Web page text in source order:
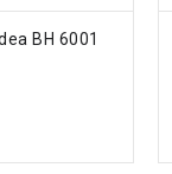
BH 6001